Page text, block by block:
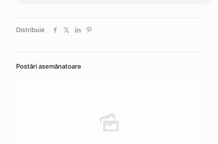
Distribuie
Postări asemănatoare